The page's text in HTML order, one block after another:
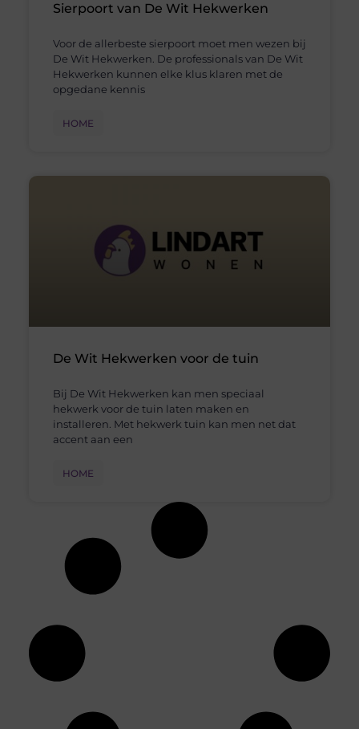
Sierpoort van De Wit Hekwerken
Voor de allerbeste sierpoort moet men wezen bij
De Wit Hekwerken. De professionals van De Wit
Hekwerken kunnen elke klus klaren met de
opgedane kennis
HOME
De Wit Hekwerken voor de tuin
Bij De Wit Hekwerken kan men speciaal
hekwerk voor de tuin laten maken en
installeren. Met hekwerk tuin kan men net dat
accent aan een
HOME